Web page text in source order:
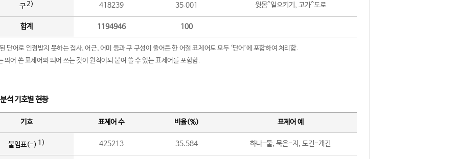
구2) 418239 35.001 윗몸^일으키기, 고가^도로
합계 1194946 100
단어로 인정받지 못하는 접사, 어근, 어미 등과 구 구성이 줄어든 한 어절 표제어도 모두 ‘단어’에 포함하여 처리함.
띄어 쓴 표제어와 띄어 쓰는 것이 원칙이되 붙여 쓸 수 있는 표제어를 포함함.
석 기호별 현황
기호 표제어 수 비율(%) 표제어 예
붙임표(-) 1) 425213 35.584 하나-둘, 묵은-지, 도긴-개긴